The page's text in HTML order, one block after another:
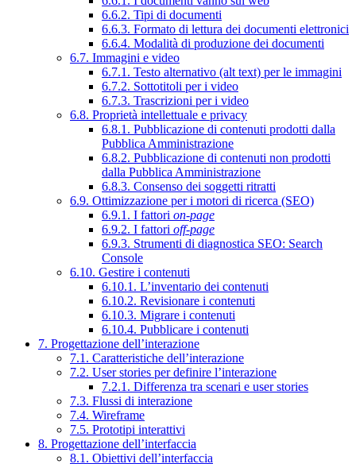
6.6.2. Tipi di documenti
6.6.3. Formato di lettura dei documenti elettronici
6.6.4. Modalità di produzione dei documenti
6.7. Immagini e video
6.7.1. Testo alternativo (alt text) per le immagini
6.7.2. Sottotitoli per i video
6.7.3. Trascrizioni per i video
6.8. Proprietà intellettuale e privacy
6.8.1. Pubblicazione di contenuti prodotti dalla
Pubblica Amministrazione
6.8.2. Pubblicazione di contenuti non prodotti
dalla Pubblica Amministrazione
6.8.3. Consenso dei soggetti ritratti
6.9. Ottimizzazione per i motori di ricerca (SEO)
6.9.1. I fattori on-page
6.9.2. I fattori off-page
6.9.3. Strumenti di diagnostica SEO: Search
Console
6.10. Gestire i contenuti
6.10.1. L’inventario dei contenuti
6.10.2. Revisionare i contenuti
6.10.3. Migrare i contenuti
6.10.4. Pubblicare i contenuti
7. Progettazione dell’interazione
7.1. Caratteristiche dell’interazione
7.2. User stories per definire l’interazione
7.2.1. Differenza tra scenari e user stories
7.3. Flussi di interazione
7.4. Wireframe
7.5. Prototipi interattivi
8. Progettazione dell’interfaccia
8.1. Obiettivi dell’interfaccia